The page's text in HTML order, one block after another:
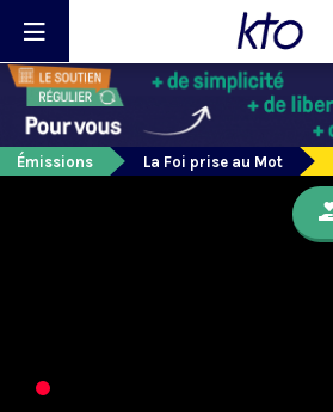
Émissions La Foi prise au Mot